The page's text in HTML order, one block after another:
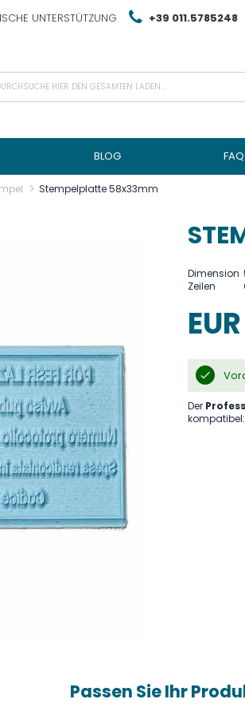
UNTERSTÜTZUNG +39 011.5785248
BLOG FAQ
Stempelplatte 58x33mm
Dimension
Zeilen
Der
Passen Sie Ihr